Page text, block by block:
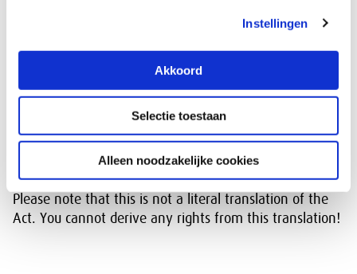
Instellingen
Akkoord
Selectie toestaan
Alleen noodzakelijke cookies
Artikel 46d, onderdelen d t/m g, WOR –
bedrijfscommissie overheid
– Van toepassing verklaring WOR
Works Councils Act
As a service to companies based in the Netherlands
where Dutch is not the working language, we provide
anEnglish translation of the Works Councils Act.
Please note that this is not a literal translation of the
Act. You cannot derive any rights from this translation!